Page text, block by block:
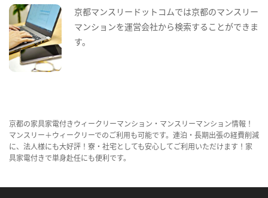
京都マンスリードットコムでは京都のマンスリー
マンションを運営会社から検索することができま
す。
京都の家具家電付きウィークリーマンション・マンスリーマンション情報！
マンスリー＋ウィークリーでのご利用も可能です。連泊・長期出張の経費削減
に、法人様にも大好評！寮・社宅としても安心してご利用いただけます！家
具家電付きで単身赴任にも便利です。